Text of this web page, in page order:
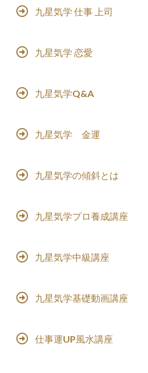
九星気学 仕事 上司
九星気学 恋愛
九星気学Q&A
九星気学 金運
九星気学の傾斜とは
九星気学プロ養成講座
九星気学中級講座
九星気学基礎動画講座
仕事運UP風水講座